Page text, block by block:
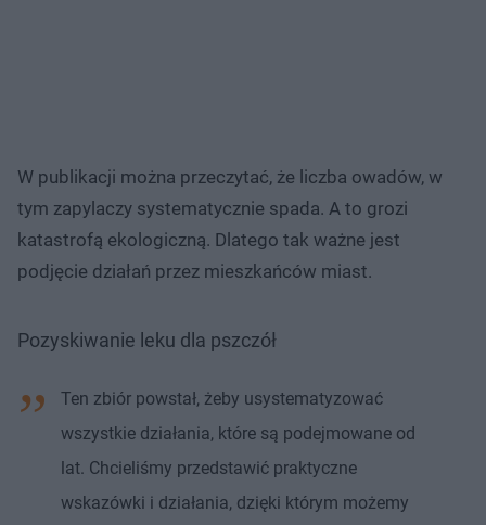
W publikacji można przeczytać, że liczba owadów, w
tym zapylaczy systematycznie spada. A to grozi
katastrofą ekologiczną. Dlatego tak ważne jest
podjęcie działań przez mieszkańców miast.
Pozyskiwanie leku dla pszczół
Ten zbiór powstał, żeby usystematyzować
wszystkie działania, które są podejmowane od
lat. Chcieliśmy przedstawić praktyczne
wskazówki i działania, dzięki którym możemy